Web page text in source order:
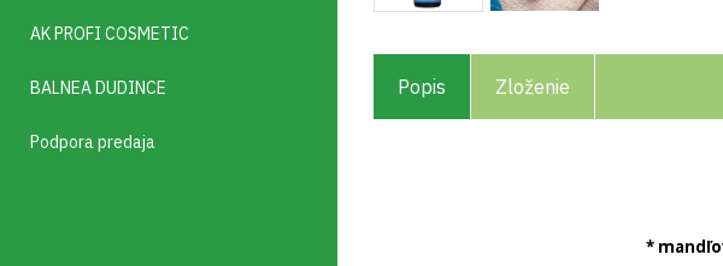
AK PROFI COSMETIC
BALNEA DUDINCE
Podpora predaja
Popis Zloženie
*